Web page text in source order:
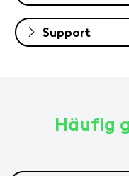
Support
Häufig